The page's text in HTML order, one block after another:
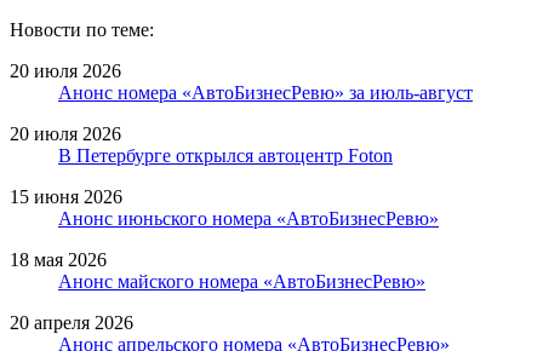
Новости по теме:
20 июля 2026
Анонс номера «АвтоБизнесРевю» за июль-август
20 июля 2026
В Петербурге открылся автоцентр Foton
15 июня 2026
Анонс июньского номера «АвтоБизнесРевю»
18 мая 2026
Анонс майского номера «АвтоБизнесРевю»
20 апреля 2026
Анонс апрельского номера «АвтоБизнесРевю»